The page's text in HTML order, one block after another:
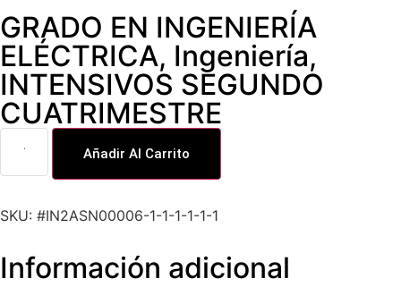
GRADO EN INGENIERÍA
ELÉCTRICA, Ingeniería,
INTENSIVOS SEGUNDO
CUATRIMESTRE
Añadir Al Carrito
SKU: #IN2ASN00006-1-1-1-1-1-1
Información adicional